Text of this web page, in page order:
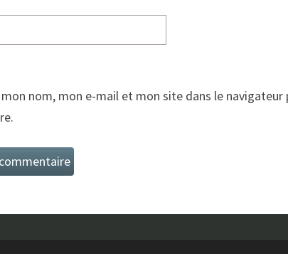
nom, mon e-mail et mon site dans le navigateur